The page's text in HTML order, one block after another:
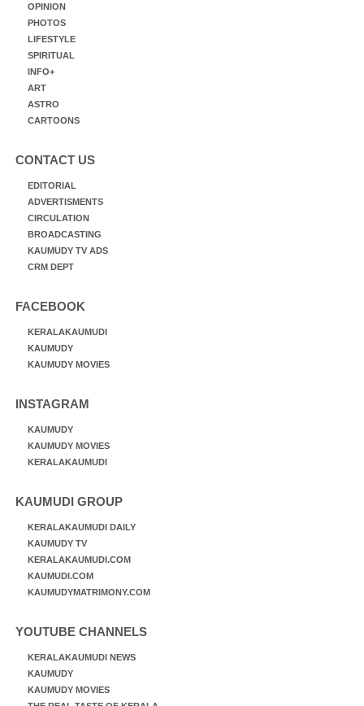
OPINION
PHOTOS
LIFESTYLE
SPIRITUAL
INFO+
ART
ASTRO
CARTOONS
CONTACT US
EDITORIAL
ADVERTISMENTS
CIRCULATION
BROADCASTING
KAUMUDY TV ADS
CRM DEPT
FACEBOOK
KERALAKAUMUDI
KAUMUDY
KAUMUDY MOVIES
INSTAGRAM
KAUMUDY
KAUMUDY MOVIES
KERALAKAUMUDI
KAUMUDI GROUP
KERALAKAUMUDI DAILY
KAUMUDY TV
KERALAKAUMUDI.COM
KAUMUDI.COM
KAUMUDYMATRIMONY.COM
YOUTUBE CHANNELS
KERALAKAUMUDI NEWS
KAUMUDY
KAUMUDY MOVIES